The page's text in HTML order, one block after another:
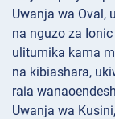
Uwanja wa Oval,
na nguzo za
ulitumika kama
na kibiashara,
raia
Uwanja wa